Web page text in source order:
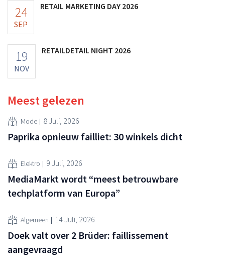
24
SEP
RETAIL MARKETING DAY 2026
19
NOV
RETAILDETAIL NIGHT 2026
Meest gelezen
Mode 8 Juli, 2026
Paprika opnieuw failliet: 30 winkels dicht
Elektro 9 Juli, 2026
MediaMarkt wordt “meest betrouwbare
techplatform van Europa”
Algemeen 14 Juli, 2026
Doek valt over 2 Brüder: faillissement
aangevraagd